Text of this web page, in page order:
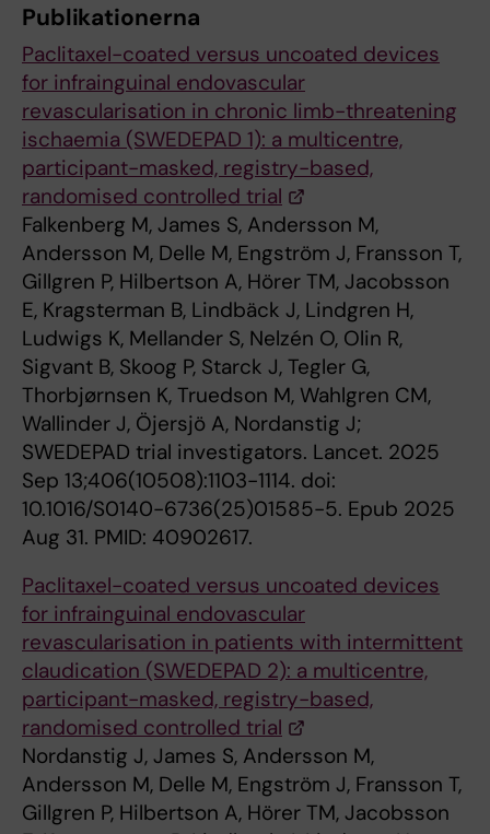
Publikationerna
Paclitaxel-coated versus uncoated devices
for infrainguinal endovascular
revascularisation in chronic limb-threatening
ischaemia (SWEDEPAD 1): a multicentre,
participant-masked, registry-based,
randomised controlled trial
Falkenberg M, James S, Andersson M,
Andersson M, Delle M, Engström J, Fransson T,
Gillgren P, Hilbertson A, Hörer TM, Jacobsson
E, Kragsterman B, Lindbäck J, Lindgren H,
Ludwigs K, Mellander S, Nelzén O, Olin R,
Sigvant B, Skoog P, Starck J, Tegler G,
Thorbjørnsen K, Truedson M, Wahlgren CM,
Wallinder J, Öjersjö A, Nordanstig J;
SWEDEPAD trial investigators. Lancet. 2025
Sep 13;406(10508):1103-1114. doi:
10.1016/S0140-6736(25)01585-5. Epub 2025
Aug 31. PMID: 40902617.
Paclitaxel-coated versus uncoated devices
for infrainguinal endovascular
revascularisation in patients with intermittent
claudication (SWEDEPAD 2): a multicentre,
participant-masked, registry-based,
randomised controlled trial
Nordanstig J, James S, Andersson M,
Andersson M, Delle M, Engström J, Fransson T,
Gillgren P, Hilbertson A, Hörer TM, Jacobsson